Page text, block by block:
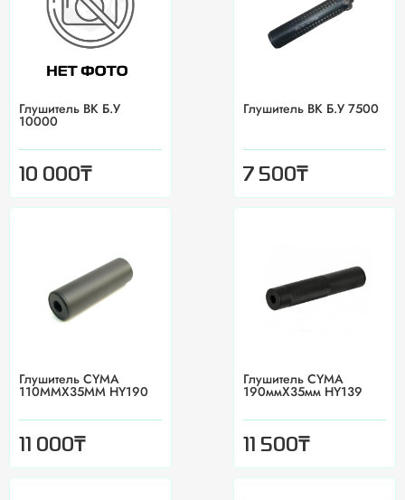
Глушитель BK Б.У
10000
10 000₸
Глушитель BK Б.У 7500
7 500₸
Глушитель CYMA
110MMX35MM HY190
11 000₸
Глушитель CYMA
190ммX35мм HY139
11 500₸